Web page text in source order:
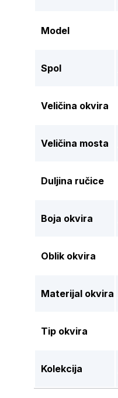
Model
Spol
Veličina okvira
Veličina mosta
Duljina ručice
Boja okvira
Oblik okvira
Materijal okvira
Tip okvira
Kolekcija